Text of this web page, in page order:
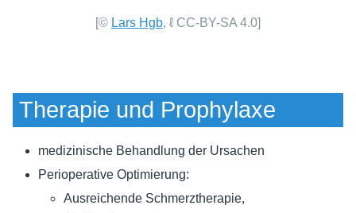
[© Lars Hgb, ℓ CC-BY-SA 4.0]
Therapie und Prophylaxe
medizinische Behandlung der Ursachen
Perioperative Optimierung:
Ausreichende Schmerztherapie,